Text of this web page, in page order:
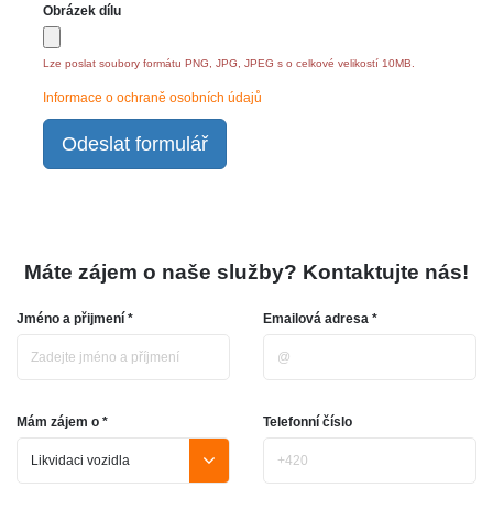
Obrázek dílu
Lze poslat soubory formátu PNG, JPG, JPEG s o celkové velikostí 10MB.
Informace o ochraně osobních údajů
Odeslat formulář
Máte zájem o naše služby? Kontaktujte nás!
Jméno a přijmení * Emailová adresa *
Mám zájem o * Telefonní číslo